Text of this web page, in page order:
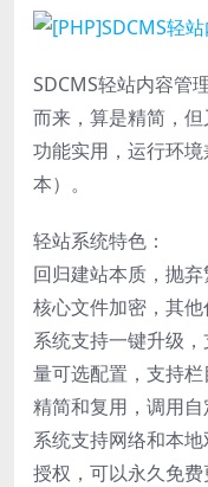
SDCMS轻站内容管
而来，算是精简，但
功能实用，运行环
本）。
轻站系统特色：
回归建站本质，抛
核心文件加密，其他
系统支持一键升级
量可选配置，支持
精简和复用，调用自
系统支持网络和本
授权，可以永久免费